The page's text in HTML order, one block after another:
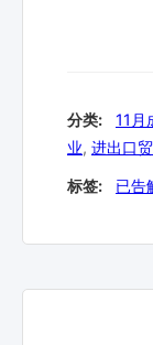
分类: 11月
业, 进出口
标签: 已告